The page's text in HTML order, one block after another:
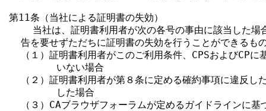
第11条（当社による証明書の失効）
当社は、証明書利用者が次の各号の事由に該当した場
告を要せずただちに証明書の失効を行うことができるも
（１）証明書利用者がこのご利用条件、CPSおよびCPに
        いない場合
（２）証明書利用者が第８条に定める確約事項に違反し
        した場合
（３）CAブラウザフォーラムが定めるガイドラインに基